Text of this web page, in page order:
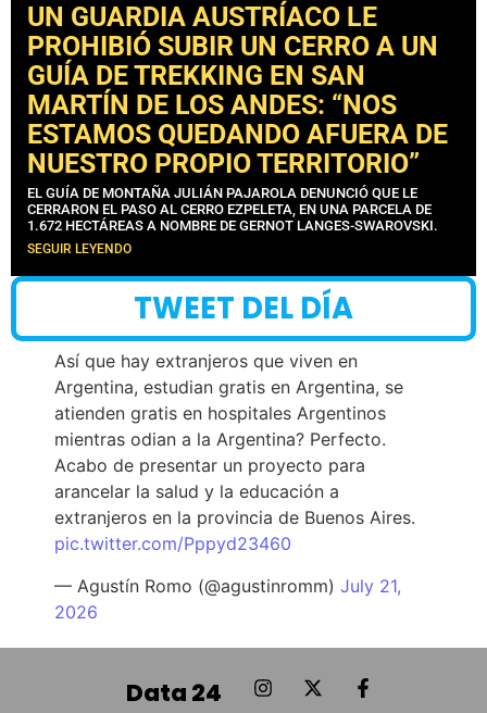
UN GUARDIA AUSTRÍACO LE
PROHIBIÓ SUBIR UN CERRO A UN
GUÍA DE TREKKING EN SAN
MARTÍN DE LOS ANDES: “NOS
ESTAMOS QUEDANDO AFUERA DE
NUESTRO PROPIO TERRITORIO”
EL GUÍA DE MONTAÑA JULIÁN PAJAROLA DENUNCIÓ QUE LE
CERRARON EL PASO AL CERRO EZPELETA, EN UNA PARCELA DE
1.672 HECTÁREAS A NOMBRE DE GERNOT LANGES-SWAROVSKI.
SEGUIR LEYENDO
TWEET DEL DÍA
Así que hay extranjeros que viven en
Argentina, estudian gratis en Argentina, se
atienden gratis en hospitales Argentinos
mientras odian a la Argentina? Perfecto.
Acabo de presentar un proyecto para
arancelar la salud y la educación a
extranjeros en la provincia de Buenos Aires.
pic.twitter.com/Pppyd23460
— Agustín Romo (@agustinromm) July 21,
2026
Data 24